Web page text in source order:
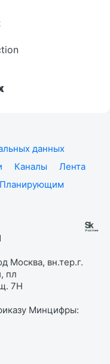
данных
Каналы
Лента
Планирующим
Москва, вн.тер.г.
пл
7Н
Минцифры: